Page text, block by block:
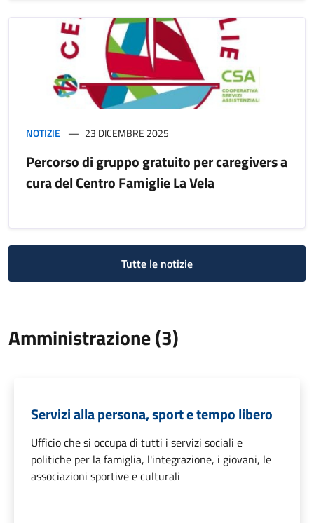
NOTIZIE 23 DICEMBRE 2025
Percorso di gruppo gratuito per caregivers a
cura del Centro Famiglie La Vela
Tutte le notizie
Amministrazione (3)
Servizi alla persona, sport e tempo libero
Ufficio che si occupa di tutti i servizi sociali e
politiche per la famiglia, l'integrazione, i giovani, le
associazioni sportive e culturali